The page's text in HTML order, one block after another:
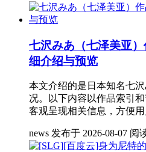
七沢みあ（七泽美亚
细介绍与预览
本文介绍的是日本知名七
况。以下内容以作品索引
客观呈现相关信息，方便
news 发布于 2026-08-07 阅